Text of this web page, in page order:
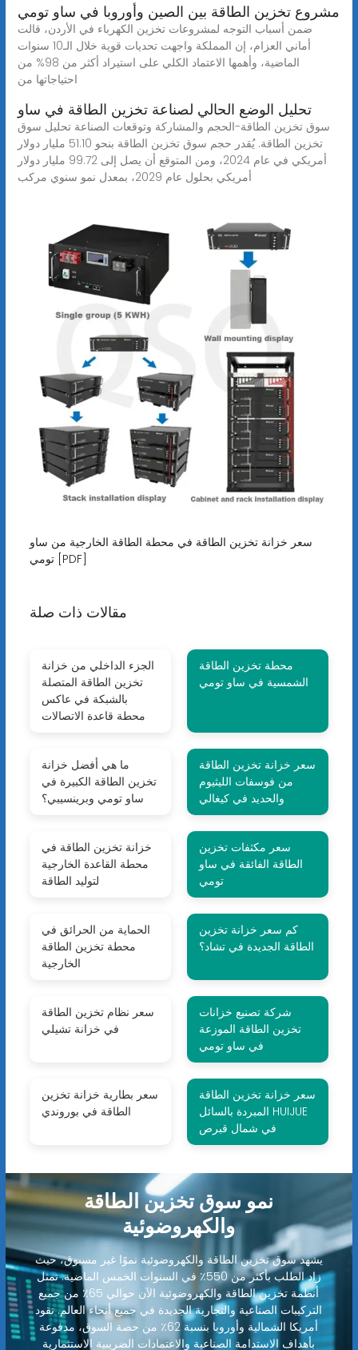
مشروع تخزين الطاقة بين الصين وأوروبا في ساو تومي
ضمن أسباب التوجه لمشروعات تخزين الكهرباء في الأردن، قالت
أماني العزام، إن المملكة واجهت تحديات قوية خلال الـ10 سنوات
الماضية، وأهمها الاعتماد الكلي على استيراد أكثر من 98% من
احتياجاتها من
تحليل الوضع الحالي لصناعة تخزين الطاقة في ساو
سوق تخزين الطاقة-الحجم والمشاركة وتوقعات الصناعة تحليل سوق
تخزين الطاقة. يُقدر حجم سوق تخزين الطاقة بنحو 51.10 مليار دولار
أمريكي في عام 2024، ومن المتوقع أن يصل إلى 99.72 مليار دولار
أمريكي بحلول عام 2029، بمعدل نمو سنوي مركب
سعر خزانة تخزين الطاقة في محطة الطاقة الخارجية من ساو
تومي [PDF]
مقالات ذات صلة
الجزء الداخلي من خزانة
تخزين الطاقة المتصلة
بالشبكة في عاكس
محطة قاعدة الاتصالات
محطة تخزين الطاقة
الشمسية في ساو تومي
ما هي أفضل خزانة
تخزين الطاقة الكبيرة في
ساو تومي وبرينسيبي؟
سعر خزانة تخزين الطاقة
من فوسفات الليثيوم
والحديد في كيغالي
خزانة تخزين الطاقة في
محطة القاعدة الخارجية
لتوليد الطاقة
سعر مكثفات تخزين
الطاقة الفائقة في ساو
تومي
الحماية من الحرائق في
محطة تخزين الطاقة
الخارجية
كم سعر خزانة تخزين
الطاقة الجديدة في تشاد؟
سعر نظام تخزين الطاقة
في خزانة تشيلي
شركة تصنيع خزانات
تخزين الطاقة الموزعة
في ساو تومي
سعر بطارية خزانة تخزين
الطاقة في بوروندي
سعر خزانة تخزين الطاقة
المبردة بالسائل HUIJUE
في شمال قبرص
نمو سوق تخزين الطاقة
والكهروضوئية
يشهد سوق تخزين الطاقة والكهروضوئية نموًا غير مسبوق، حيث
زاد الطلب بأكثر من 550٪ في السنوات الخمس الماضية. تمثل
أنظمة تخزين الطاقة والكهروضوئية الآن حوالي 65٪ من جميع
التركيبات الصناعية والتجارية الجديدة في جميع أنحاء العالم. تقود
أمريكا الشمالية وأوروبا بنسبة 62٪ من حصة السوق، مدفوعة
بأهداف الاستدامة الصناعية والاعتمادات الضريبية الاستثمارية